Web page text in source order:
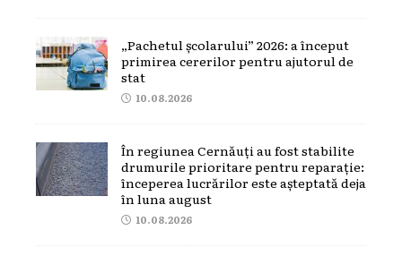
„Pachetul școlarului” 2026: a început
primirea cererilor pentru ajutorul de
stat
10.08.2026
În regiunea Cernăuți au fost stabilite
drumurile prioritare pentru reparație:
începerea lucrărilor este așteptată deja
în luna august
10.08.2026